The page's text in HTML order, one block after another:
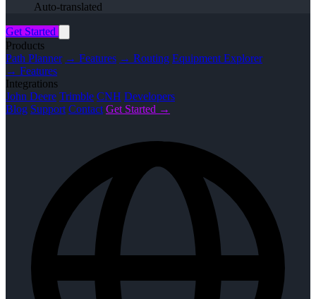
Auto-translated
Get Started
Products
Path Planner → Features → Routing Equipment Explorer
→ Features
Integrations
John Deere Trimble CNH Developers
Blog Support Contact Get Started →